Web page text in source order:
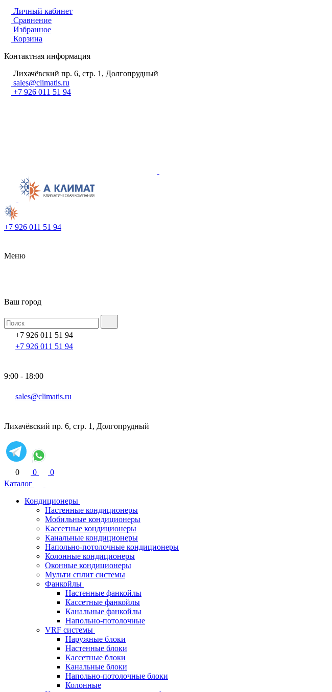
Личный кабинет
Сравнение
Избранное
Корзина
Контактная информация
Лихачёвский пр. 6, стр. 1, Долгопрудный
sales@climatis.ru
+7 926 011 51 94
+7 926 011 51 94
Меню
Ваш город
+7 926 011 51 94
+7 926 011 51 94
9:00 - 18:00
sales@climatis.ru
Лихачёвский пр. 6, стр. 1, Долгопрудный
0 0
0
Каталог
Кондиционеры
Настенные кондиционеры
Мобильные кондиционеры
Кассетные кондиционеры
Канальные кондиционеры
Напольно-потолочные кондиционеры
Колонные кондиционеры
Оконные кондиционеры
Мульти сплит системы
Фанкойлы
Настенные фанкойлы
Кассетные фанкойлы
Канальные фанкойлы
Напольно-потолочные
VRF системы
Наружные блоки
Настенные блоки
Кассетные блоки
Канальные блоки
Напольно-потолочные блоки
Колонные